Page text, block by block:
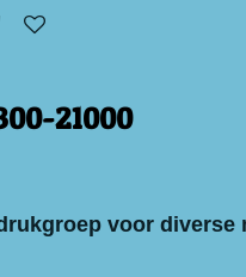
21000
voor diverse